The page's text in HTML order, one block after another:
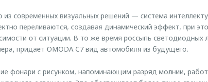
из современных визуальных решений — система
переливаются, создавая динамический эффект, при
от ситуации. В то же время россыпь
придает OMODA C7 вид автомобиля из будущего.
фонари с рисунком, напоминающим разряд молнии,